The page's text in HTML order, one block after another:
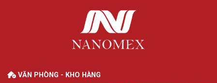
VĂN PHÒNG - KHO HÀNG